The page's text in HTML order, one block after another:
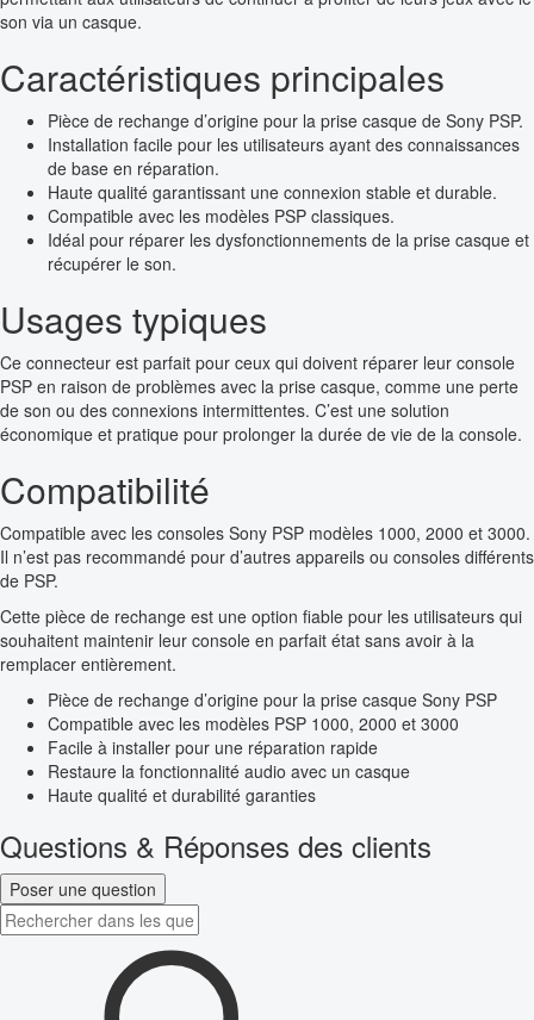
son via un casque.
Caractéristiques principales
Pièce de rechange d’origine pour la prise casque de Sony PSP.
Installation facile pour les utilisateurs ayant des connaissances
de base en réparation.
Haute qualité garantissant une connexion stable et durable.
Compatible avec les modèles PSP classiques.
Idéal pour réparer les dysfonctionnements de la prise casque et
récupérer le son.
Usages typiques
Ce connecteur est parfait pour ceux qui doivent réparer leur console
PSP en raison de problèmes avec la prise casque, comme une perte
de son ou des connexions intermittentes. C’est une solution
économique et pratique pour prolonger la durée de vie de la console.
Compatibilité
Compatible avec les consoles Sony PSP modèles 1000, 2000 et 3000.
Il n’est pas recommandé pour d’autres appareils ou consoles différents
de PSP.
Cette pièce de rechange est une option fiable pour les utilisateurs qui
souhaitent maintenir leur console en parfait état sans avoir à la
remplacer entièrement.
Pièce de rechange d’origine pour la prise casque Sony PSP
Compatible avec les modèles PSP 1000, 2000 et 3000
Facile à installer pour une réparation rapide
Restaure la fonctionnalité audio avec un casque
Haute qualité et durabilité garanties
Questions & Réponses des clients
Poser une question